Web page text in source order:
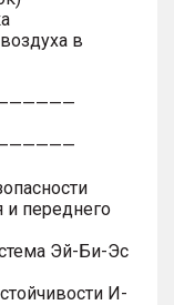
в
и переднего
Эй-Би-Эс
И-